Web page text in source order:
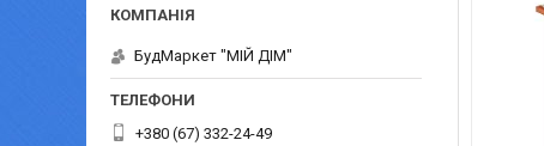
БудМаркет "МІЙ ДІМ"
+380 (67) 332-24-49